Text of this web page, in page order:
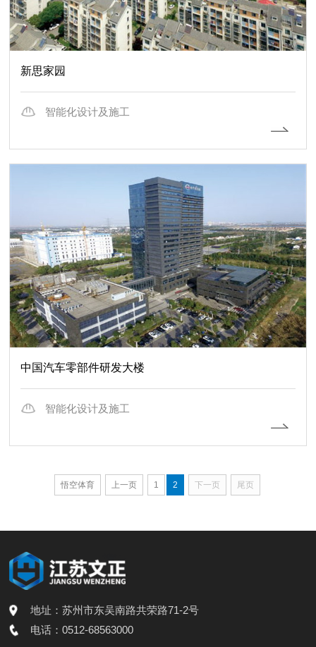
新思家园
智能化设计及施工
中国汽车零部件研发大楼
智能化设计及施工
悟空体育 上一页 1 2 下一页 尾页
地址：苏州市东吴南路共荣路71-2号
电话：0512-68563000